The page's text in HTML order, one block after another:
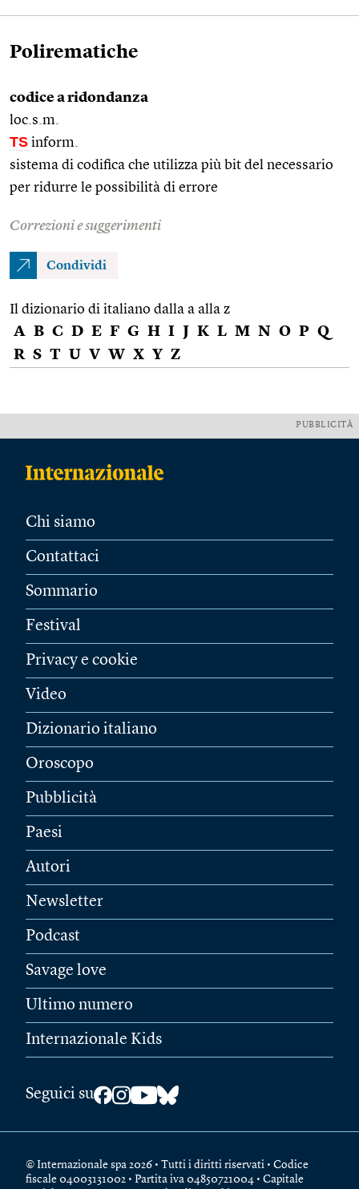
Polirematiche
codice a ridondanza
loc.s.m.
TS inform.
sistema di codifica che utilizza più bit del necessario
per ridurre le possibilità di errore
Correzioni e suggerimenti
Condividi
Il dizionario di italiano dalla a alla z
A B C D E F G H I J K L M N O P Q
R S T U V W X Y Z
PUBBLICITÀ
Chi siamo
Contattaci
Sommario
Festival
Privacy e cookie
Video
Dizionario italiano
Oroscopo
Pubblicità
Paesi
Autori
Newsletter
Podcast
Savage love
Ultimo numero
Internazionale Kids
Seguici su
© Internazionale spa 2026 • Tutti i diritti riservati • Codice
fiscale 04003131002 • Partita iva 04850721004 • Capitale